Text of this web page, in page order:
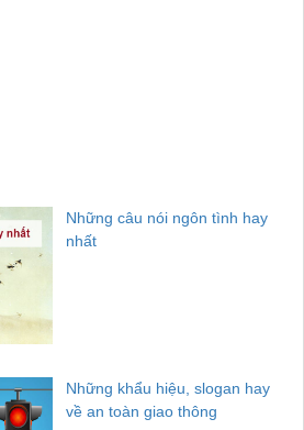
Những câu nói ngôn tình hay
nhất
Những khẩu hiệu, slogan hay
về an toàn giao thông